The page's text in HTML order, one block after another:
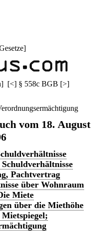
]
] [<] § 558c BGB [>]
vom 18. August
Pachtvertrag
über Wohnraum
Miete
über die Miethöhe